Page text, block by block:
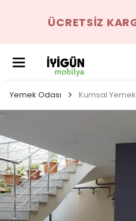
ÜCRETSIZ
Yemek Odası Kumsal